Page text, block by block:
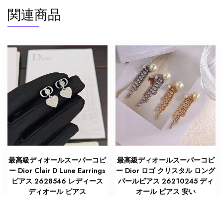
て
嬉
い
ブ
ン
関連商品
最高級ディオールスーパーコピ
ー Dior Clair D Lune Earrings
ピアス 2628546 レディース
ディオール ピアス
最高級ディオールスーパーコピ
ー Dior ロゴ クリスタル ロング
パールピアス 26210245 ディ
オール ピアス 安い